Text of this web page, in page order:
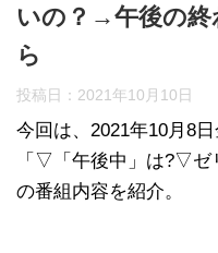
いの？→午後の
ら
投稿日： 2021年10月10日
今回は、2021年10月8
「▽「午後中」は?▽ゼ
の番組内容を紹介。